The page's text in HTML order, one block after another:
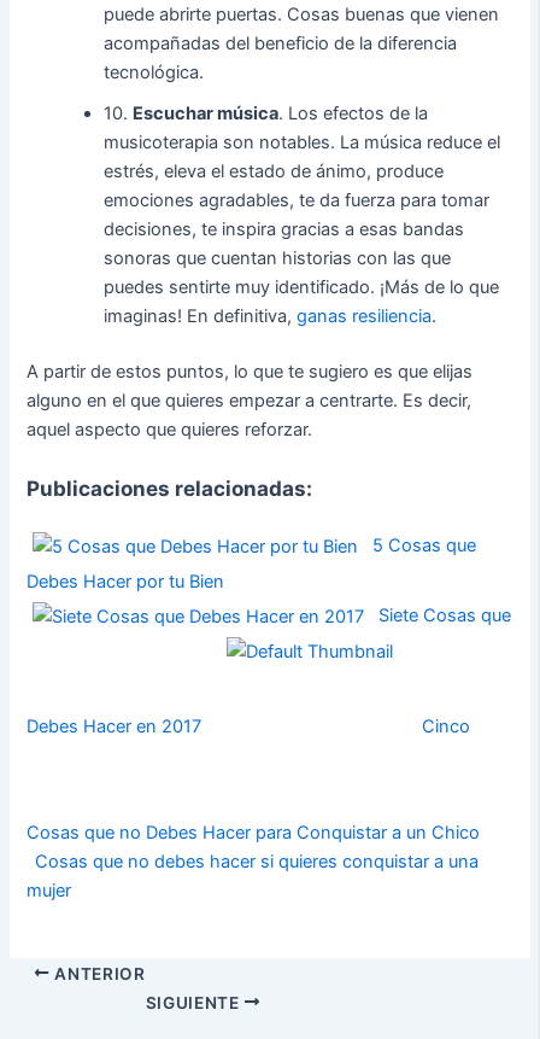
puede abrirte puertas. Cosas buenas que vienen
acompañadas del beneficio de la diferencia
tecnológica.
10. Escuchar música. Los efectos de la
musicoterapia son notables. La música reduce el
estrés, eleva el estado de ánimo, produce
emociones agradables, te da fuerza para tomar
decisiones, te inspira gracias a esas bandas
sonoras que cuentan historias con las que
puedes sentirte muy identificado. ¡Más de lo que
imaginas! En definitiva,ganas resiliencia.
A partir de estos puntos, lo que te sugiero es que elijas
alguno en el que quieres empezar a centrarte. Es decir,
aquel aspecto que quieres reforzar.
Publicaciones relacionadas:
5 Cosas que
Debes Hacer por tu Bien
Siete Cosas que
Debes Hacer en 2017 Cinco
Cosas que no Debes Hacer para Conquistar a un Chico
Cosas que no debes hacer si quieres conquistar a una
mujer
ANTERIOR
SIGUIENTE